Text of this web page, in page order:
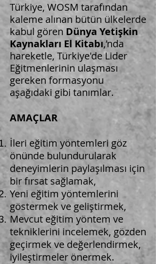
Türkiye, WOSM tarafından
kaleme alınan bütün ülkelerde
kabul gören Dünya Yetişkin
Kaynakları El Kitabı,’nda
hareketle, Türkiye'de Lider
Eğitmenlerinin ulaşması
gereken formasyonu
aşağıdaki gibi tanımlar.
AMAÇLAR​
İleri eğitim yöntemleri göz
önünde bulundurularak
deneyimlerin paylaşılması için
bir fırsat sağlamak,
Yeni eğitim yöntemlerini
göstermek ve geliştirmek,
Mevcut eğitim yöntem ve
tekniklerini incelemek, gözden
geçirmek ve değerlendirmek,
iyileştirmeler önermek.